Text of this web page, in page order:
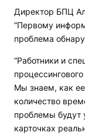
Директор БПЦ
“Первому
проблема
“Работники и
Мы знаем, как
количество
проблемы будут
карточках